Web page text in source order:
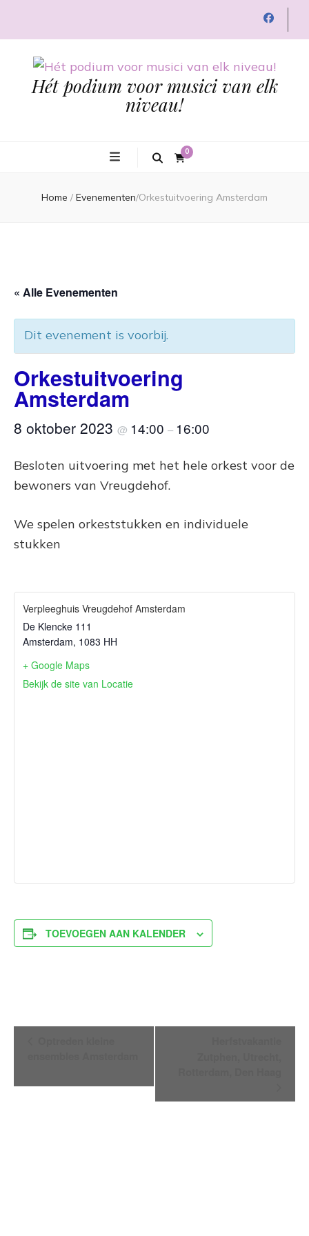
Hét podium voor musici van elk
niveau!
0
Home / Evenementen/Orkestuitvoering Amsterdam
« Alle Evenementen
Dit evenement is voorbij.
Orkestuitvoering
Amsterdam
8 oktober 2023 @ 14:00 – 16:00
Besloten uitvoering met het hele orkest voor de
bewoners van Vreugdehof.
We spelen orkeststukken en individuele
stukken
Verpleeghuis Vreugdehof Amsterdam
De Klencke 111
Amsterdam, 1083 HH
+ Google Maps
Bekijk de site van Locatie
TOEVOEGEN AAN KALENDER